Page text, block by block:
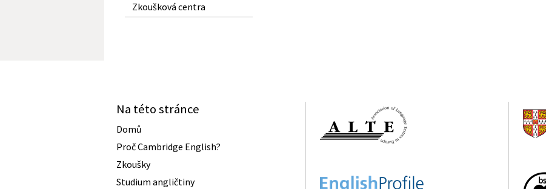
Zkoušková centra
Na této stránce
Domů
Proč Cambridge English?
Zkoušky
Studium angličtiny